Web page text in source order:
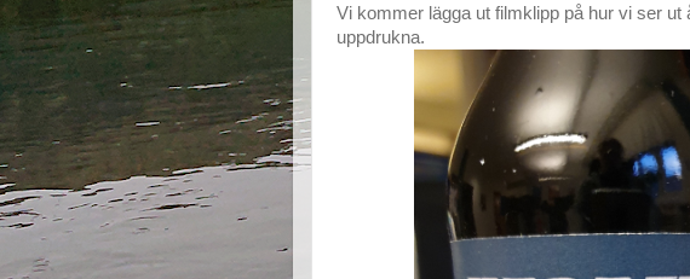
Vi kommer lägga ut filmklipp på hur vi ser ut
uppdrukna.